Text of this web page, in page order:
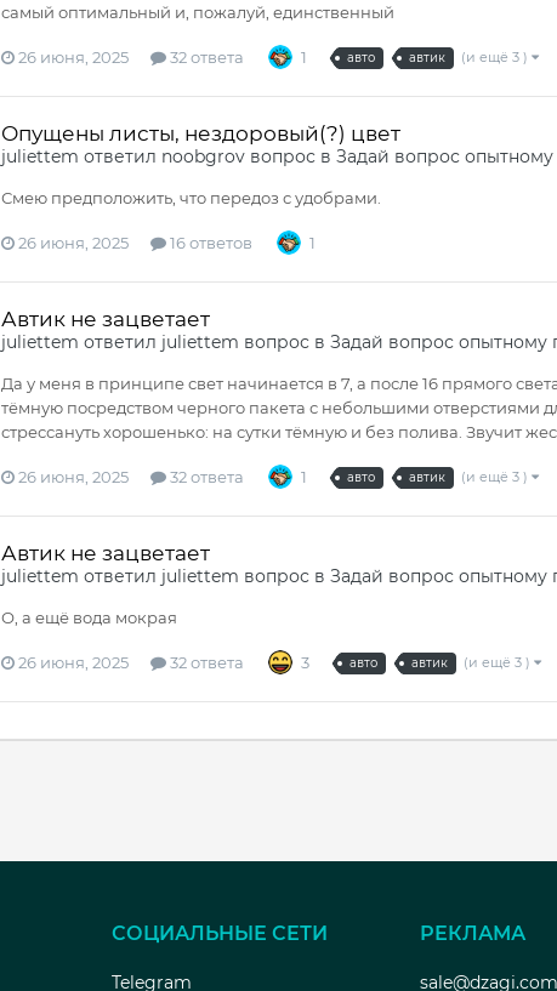
самый оптимальный и, пожалуй, единственный
26 июня, 2025 32 ответа 1 авто автик (и ещё 3 )
Опущены листы, нездоровый(?) цвет
juliettem ответил noobgrovвопрос в Задай вопрос
Смею предположить, что передоз с удобрами.
26 июня, 2025 16 ответов 1
Автик не зацветает
juliettem ответил juliettem вопрос в Задай вопрос опытному
Да у меня в принципе свет начинается в 7, а после 16 прямого
тёмную посредством черного пакета с небольшими отверстиями
стрессануть хорошенько: на сутки тёмную и без полива. Звучит
26 июня, 2025 32 ответа 1 авто автик (и ещё 3 )
Автик не зацветает
juliettem ответил juliettem вопрос в Задай вопрос опытному
О, а ещё вода мокрая
26 июня, 2025 32 ответа 3 авто автик (и ещё 3 )
СОЦИАЛЬНЫЕ СЕТИ
Telegram
РЕКЛАМА
sale@dzagi.com